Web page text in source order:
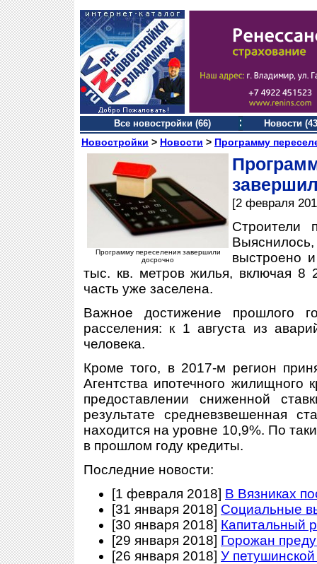
Все новостройки (66) Новости
Новостройки > Новости > Программу
Программу переселения завершили
досрочно
[2 февраля
Строители
выстроено
тыс. кв. метров жилья, включая 8
часть уже заселена.
Важное достижение прошлого
расселения: к 1 августа из
человека.
Кроме того, в 2017-м регион
Агентства ипотечного жилищного
предоставлении сниженной
результате средневзвешенная
находится на уровне 10,9%. По
в прошлом году кредиты.
Последние новости:
[1 февраля 2018] В Вязниках
[31 января 2018] Социальные
[30 января 2018] Капитальный
[29 января 2018] Горожан
[26 января 2018] У